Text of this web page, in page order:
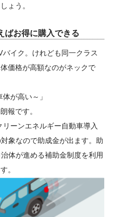
ょう。
ばお得に購入できる
イク。けれども同一クラス
価格が高額なのがネックで
が高い～」
報です。
ーンエネルギー自動車導入
象なので助成金が出ます。助
体が進める補助金制度を利用
。